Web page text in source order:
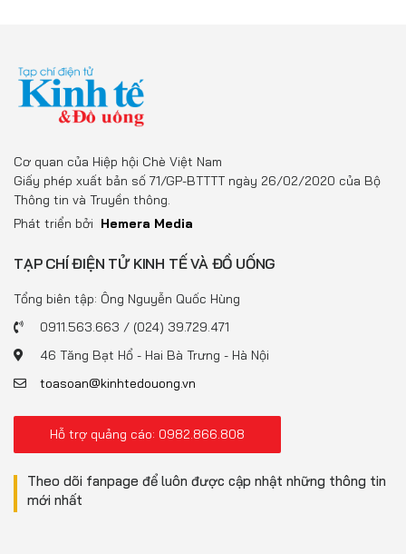
Thị trường
Doanh nghiệp – Doanh nhân
Đồ uống
Pháp luật
Multimedia
Cơ quan của Hiệp hội Chè Việt Nam
Giấy phép xuất bản số 71/GP-BTTTT ngày 26/02/2020 của Bộ
Thông tin và Truyền thông.
Phát triển bởi Hemera Media
TẠP CHÍ ĐIỆN TỬ KINH TẾ VÀ ĐỒ UỐNG
Tổng biên tập: Ông Nguyễn Quốc Hùng
0911.563.663 / (024) 39.729.471
46 Tăng Bạt Hổ - Hai Bà Trưng - Hà Nội
toasoan@kinhtedouong.vn
Hỗ trợ quảng cáo: 0982.866.808
Theo dõi fanpage để luôn được cập nhật những thông tin
mới nhất